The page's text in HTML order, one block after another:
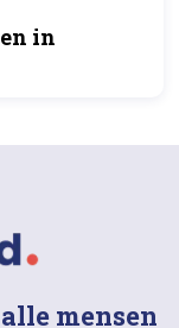
in
mensen